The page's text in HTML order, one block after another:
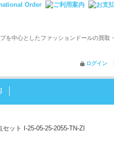
を中心としたファッションドールの買取
ログイン
ット I-25-05-25-2055-TN-ZI